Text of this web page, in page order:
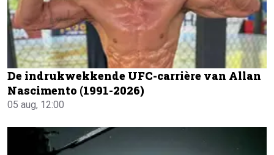
De indrukwekkende UFC-carrière van Allan
Nascimento (1991-2026)
05 aug, 12:00